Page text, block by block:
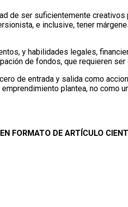
de ser suficientemente
e inclusive, tener
y habilidades legales,
de fondos, que requieren
de entrada y salida como
plantea, no como
FORMATO DE ARTÍCULO